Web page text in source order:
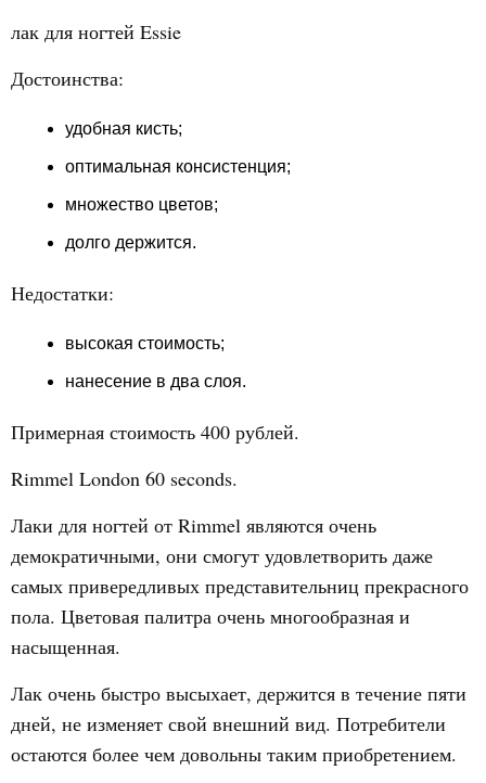
лак для ногтей Essie
Достоинства:
удобная кисть;
оптимальная консистенция;
множество цветов;
долго держится.
Недостатки:
высокая стоимость;
нанесение в два слоя.
Примерная стоимость 400 рублей.
Rimmel London 60 seconds.
Лаки для ногтей от Rimmel являются очень
демократичными, они смогут удовлетворить даже
самых привередливых представительниц прекрасного
пола. Цветовая палитра очень многообразная и
насыщенная.
Лак очень быстро высыхает, держится в течение пяти
дней, не изменяет свой внешний вид. Потребители
остаются более чем довольны таким приобретением.